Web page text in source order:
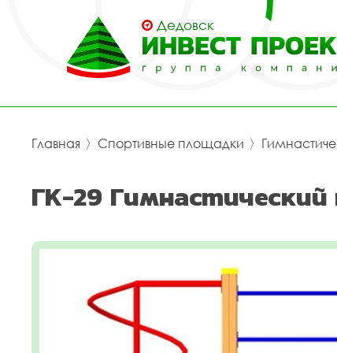
Дедовск
Главная 〉 Спортивные площадки 〉
ГК-29